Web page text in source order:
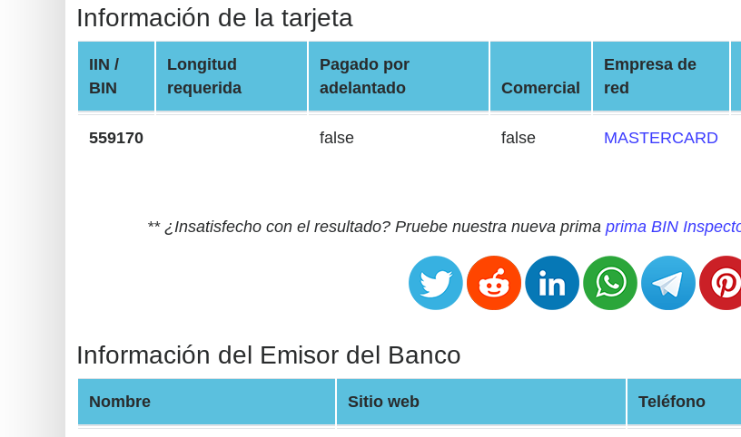
API
BIN
Generator
BIN
Checker
Generator
Credit
Card
Validator
Credit
Información de la tarjeta
IIN /
BIN
Longitud
requerida
Pagado por
adelantado
Comercial
Empresa de
red
559170 false false MASTERCARD
** ¿Insatisfecho con el resultado? Pruebe nuestra nueva prima prima BIN
Información del Emisor del Banco
Nombre Sitio web Teléfono